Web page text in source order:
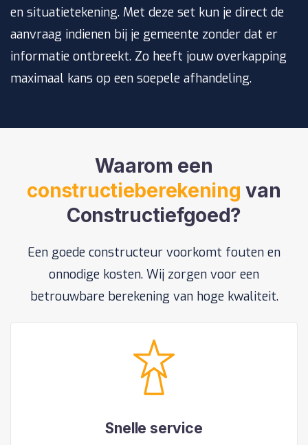
en situatietekening. Met deze set kun je direct de
aanvraag indienen bij je gemeente zonder dat er
informatie ontbreekt. Zo heeft jouw overkapping
maximaal kans op een soepele afhandeling.
Waarom een
constructieberekening van
Constructiefgoed?
Een goede constructeur voorkomt fouten en
onnodige kosten. Wij zorgen voor een
betrouwbare berekening van hoge kwaliteit.
Snelle service